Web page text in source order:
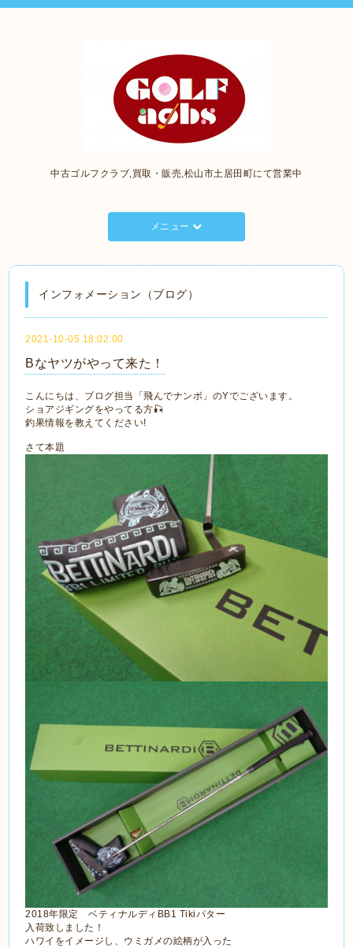
中古ゴルフクラブ,買取・販売,松山市土居田町にて営業中
メニュー
インフォメーション（ブログ）
2021-10-05 18:02:00
Bなヤツがやって来た！
こんにちは、ブログ担当「飛んでナンボ」のYでございます。
ショアジギングをやってる方🎣
釣果情報を教えてください!
さて本題
2018年限定 ベティナルディBB1 Tikiパター
入荷致しました！
ハワイをイメージし、ウミガメの絵柄が入った